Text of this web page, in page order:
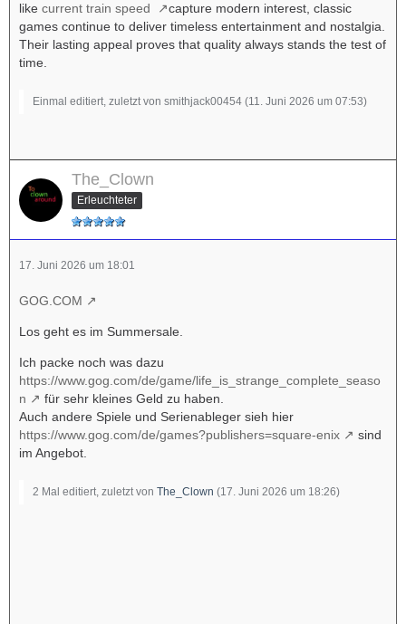
like current train speed
capture modern interest, classic
games continue to deliver timeless entertainment and nostalgia.
Their lasting appeal proves that quality always stands the test of
time.
Einmal editiert, zuletzt von smithjack00454 (11. Juni 2026 um 07:53)
The_Clown
Erleuchteter
17. Juni 2026 um 18:01
GOG.COM
Los geht es im Summersale.
Ich packe noch was dazu
https://www.gog.com/de/game/life_is_strange_complete_seaso
n
für sehr kleines Geld zu haben.
Auch andere Spiele und Serienableger sieh hier
https://www.gog.com/de/games?publishers=square-enix
sind
im Angebot.
2 Mal editiert, zuletzt von The_Clown (17. Juni 2026 um 18:26)